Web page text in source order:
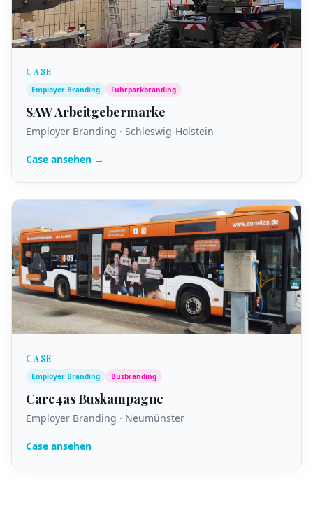
CASE
Employer Branding Fuhrparkbranding
SAW Arbeitgebermarke
Employer Branding · Schleswig-Holstein
Case ansehen →
CASE
Employer Branding Busbranding
Care4as Buskampagne
Employer Branding · Neumünster
Case ansehen →